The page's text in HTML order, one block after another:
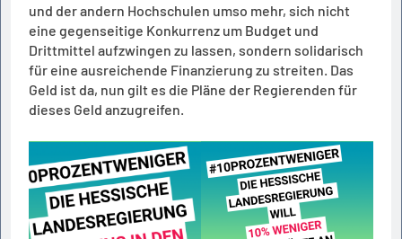
und der andern Hochschulen umso mehr, sich nicht
eine gegenseitige Konkurrenz um Budget und
Drittmittel aufzwingen zu lassen, sondern solidarisch
für eine ausreichende Finanzierung zu streiten. Das
Geld ist da, nun gilt es die Pläne der Regierenden für
dieses Geld anzugreifen.